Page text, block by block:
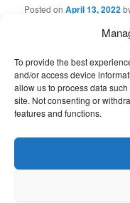
To provide the best
and/or access device
allow us to process data
site. Not consenting or
features and functions.
Posted onApril 13, 2022
Van de week kregen wij
now we are well. Me
vroeg hij hoe de situatie
schreef dat de situatie
bijna geen eten en maar
This entry was posted in